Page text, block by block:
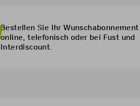
Bestellen Sie Ihr Wunschabonnement
online, telefonisch oder bei Fust und
Interdiscount.